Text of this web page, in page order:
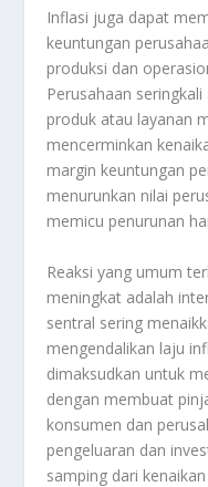
Inflasi juga dapat
keuntungan
produksi dan
Perusahaan
produk atau layanan
mencerminkan
margin keuntungan
menurunkan nilai
memicu penurunan
Reaksi yang umum
meningkat adalah
sentral sering
mengendalikan laju
dimaksudkan untuk
dengan membuat
konsumen dan
pengeluaran dan
samping dari